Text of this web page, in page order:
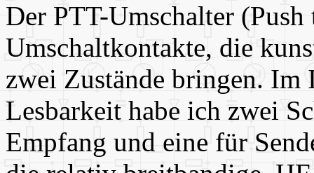
Der PTT-Umschalter
Umschaltkontakte, die
zwei Zustände bringen. Im
Lesbarkeit habe ich zwei
Empfang und eine für